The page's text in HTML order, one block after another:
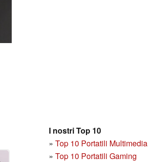
I nostri Top 10
» Top 10 Portatili Multimedia
» Top 10 Portatili Gaming